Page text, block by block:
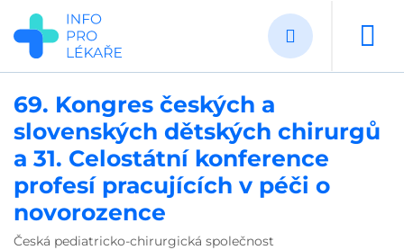
Přejít
hlavnímu
obsahu
69. Kongres českých a
slovenských dětských chirurgů
a 31. Celostátní konference
profesí pracujících v péči o
novorozence
Česká pediatricko-chirurgická společnost